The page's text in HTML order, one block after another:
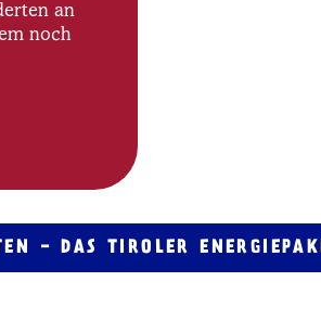
an
noch
- DAS TIROLER